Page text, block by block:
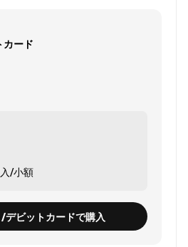
カード
/小額
デビットカードで購入